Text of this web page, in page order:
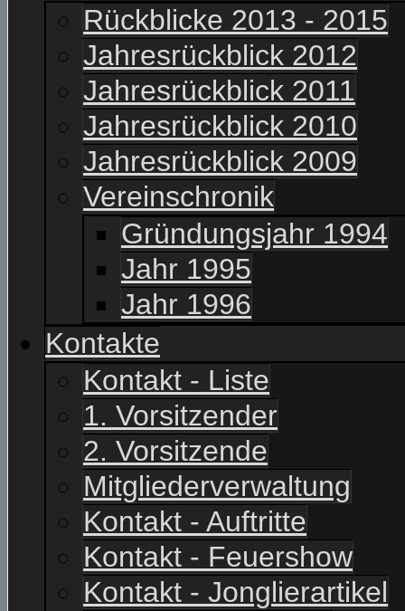
Rückblicke 2013 - 2015
Jahresrückblick 2012
Jahresrückblick 2011
Jahresrückblick 2010
Jahresrückblick 2009
Vereinschronik
Gründungsjahr 1994
Jahr 1995
Jahr 1996
Kontakte
Kontakt - Liste
1. Vorsitzender
2. Vorsitzende
Mitgliederverwaltung
Kontakt - Auftritte
Kontakt - Feuershow
Kontakt - Jonglierartikel